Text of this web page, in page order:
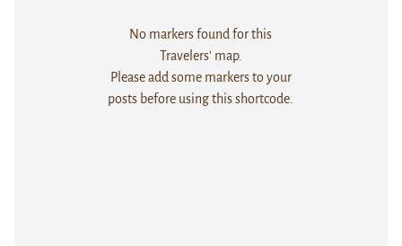
No markers found for this
Travelers' map.
Please add some markers to your
posts before using this shortcode.